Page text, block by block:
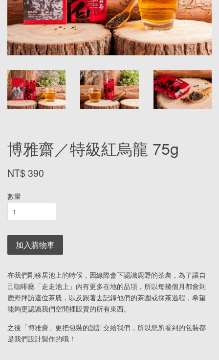
博雅齋／特級紅烏龍 75g
NT$ 390
數量
加入購物車
在我們剛移居池上的時候，因緣際會下認識鹿野的茶農，為了讓自
己咖啡廳「走走池上」內有更多在地的品項，所以每幾個月都會到
鹿野拜訪這位茶農，以及跟著去記錄他們的茶園或採茶過程，希望
能夠更認識我們空間裡販賣的所有東西。
之後「博雅齋」更把包裝的設計交給我們，所以您所看到的包裝都
是我們設計製作的哦！